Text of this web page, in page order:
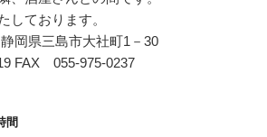
しております。
静岡県三島市大社町1－30
FAX 055-975-0237
間